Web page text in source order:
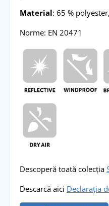
Material: 65 %
Norme: EN 20471
Descoperă toată colecția
Descarcă aici Declarația